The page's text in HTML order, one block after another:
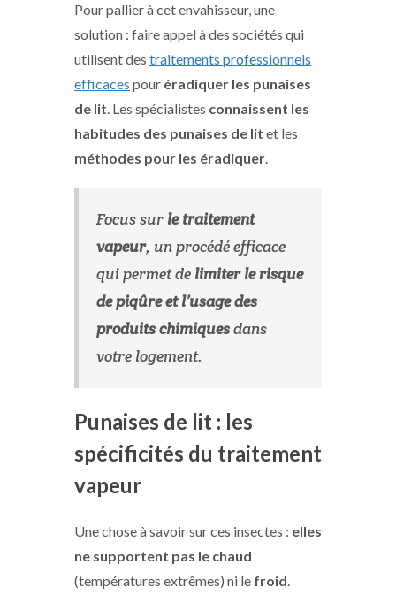
Pour pallier à cet envahisseur, une
solution : faire appel à des sociétés qui
utilisent des traitements professionnels
efficaces pour éradiquer les punaises
de lit. Les spécialistes connaissent les
habitudes des punaises de lit et les
méthodes pour les éradiquer.
Focus sur le traitement
vapeur, un procédé efficace
qui permet de limiter le risque
de piqûre et l’usage des
produits chimiquesdans
votre logement.
Punaises de lit : les
spécificités du traitement
vapeur
Une chose à savoir sur ces insectes : elles
ne supportent pas le chaud
(températures extrêmes) ni le froid.